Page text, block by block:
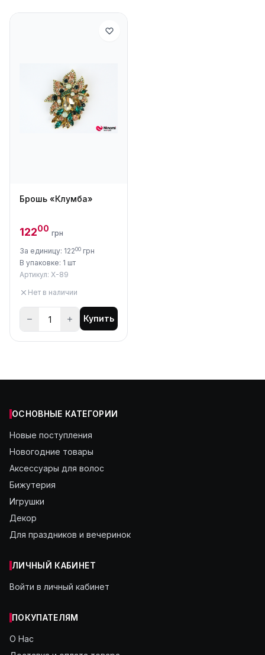
Брошь «Клумба»
12200 грн
За единицу: 12200 грн
В упаковке: 1 шт
Артикул: X-89
Нет в наличии
Купить
ОСНОВНЫЕ КАТЕГОРИИ
Новые поступления
Новогодние товары
Аксессуары для волос
Бижутерия
Игрушки
Декор
Для праздников и вечеринок
ЛИЧНЫЙ КАБИНЕТ
Войти в личный кабинет
ПОКУПАТЕЛЯМ
О Нас